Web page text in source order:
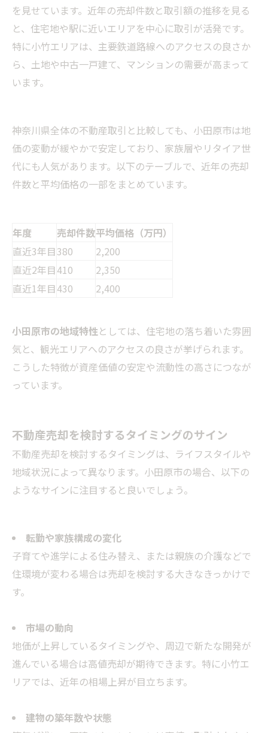
神奈川県小田原市小竹での不動産売却について
神奈川県小田原市小竹で不動産売却が選ばれる
理由について
神奈川県小田原市小竹について
まとめ
関連エリア
対応地域
を見せています。近年の売却件数と取引額の推移を見る
と、住宅地や駅に近いエリアを中心に取引が活発です。
特に小竹エリアは、主要鉄道路線へのアクセスの良さか
ら、土地や中古一戸建て、マンションの需要が高まって
います。
神奈川県全体の不動産取引と比較しても、小田原市は地
価の変動が緩やかで安定しており、家族層やリタイア世
代にも人気があります。以下のテーブルで、近年の売却
件数と平均価格の一部をまとめています。
年度 売却件数平均価格（万円）
直近3年目380
2,200
直近2年目410
2,350
直近1年目430 2,400
小田原市の地域特性としては、住宅地の落ち着いた雰囲
気と、観光エリアへのアクセスの良さが挙げられます。
こうした特徴が資産価値の安定や流動性の高さにつなが
っています。
不動産売却を検討するタイミングのサイン
不動産売却を検討するタイミングは、ライフスタイルや
地域状況によって異なります。小田原市の場合、以下の
ようなサインに注目すると良いでしょう。
転勤や家族構成の変化
子育てや進学による住み替え、または親族の介護などで
住環境が変わる場合は売却を検討する大きなきっかけで
す。
市場の動向
地価が上昇しているタイミングや、周辺で新たな開発が
進んでいる場合は高値売却が期待できます。特に小竹エ
リアでは、近年の相場上昇が目立ちます。
建物の築年数や状態